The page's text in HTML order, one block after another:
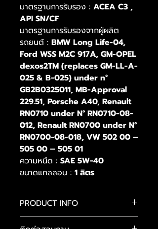
มาตรฐานการรับรอง : ACEA C3 ,
API SN/CF
มาตรฐานการรับรองจากผู้ผลิต
รถยนต์ : BMW Long Life-04,
Ford WSS M2C 917A, GM-OPEL
dexos2TM (replaces GM-LL-A-
025 & B-025) under n°
GB2B0325011, MB-Approval
229.51, Porsche A40, Renault
RN0710 under N° RN0710-08-
012, Renault RN0700 under N°
RN0700-08-018, VW 502 00 –
505 00 – 505 01
ความหนืด : SAE 5W-40
ขนาดแกลลอน : 1 ลิตร
PRODUCT INFO